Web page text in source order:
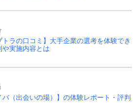
トラの口コミ】大手企業の選考を体験でき
や実施内容とは
バ（出会いの場）】の体験レポート・評判